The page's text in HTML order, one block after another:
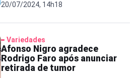
20/07/2024, 14h18
Variedades
Afonso Nigro agradece
Rodrigo Faro após anunciar
retirada de tumor